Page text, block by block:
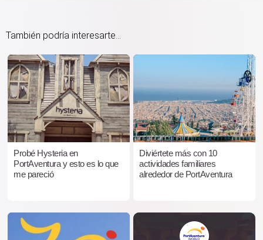
También podría interesarte...
Probé Hysteria en
PortAventura y esto es lo que
me pareció
Diviértete más con 10
actividades familiares
alrededor de PortAventura